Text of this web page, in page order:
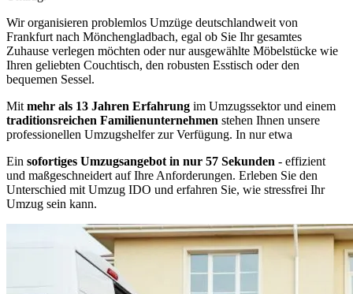
Wir organisieren problemlos Umzüge deutschlandweit von
Frankfurt nach Mönchengladbach, egal ob Sie Ihr gesamtes
Zuhause verlegen möchten oder nur ausgewählte Möbelstücke wie
Ihren geliebten Couchtisch, den robusten Esstisch oder den
bequemen Sessel.
Mit mehr als 13 Jahren Erfahrung im Umzugssektor und einem
traditionsreichen Familienunternehmen stehen Ihnen unsere
professionellen Umzugshelfer zur Verfügung. In nur etwa
Ein sofortiges Umzugsangebot in nur 57 Sekunden - effizient
und maßgeschneidert auf Ihre Anforderungen. Erleben Sie den
Unterschied mit Umzug IDO und erfahren Sie, wie stressfrei Ihr
Umzug sein kann.